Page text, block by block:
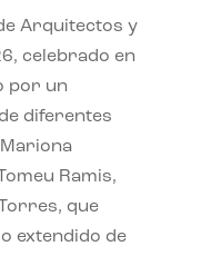
Arquitectos y
celebrado en
por un
diferentes
Ramis,
que
extendido de